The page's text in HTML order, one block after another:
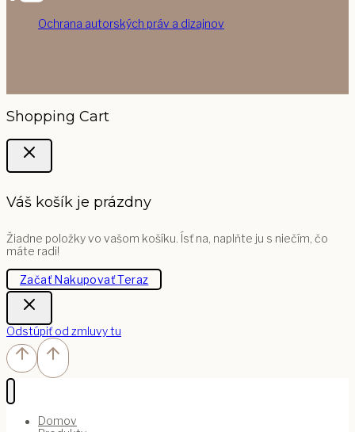
Ochrana autorských práv a dizajnov
Shopping Cart
Váš košík je prázdny
Žiadne položky vo vašom košíku. Ísť na, naplňte ju s niečím, čo
máte radi!
Začať Nakupovať Teraz
Odstúpiť od zmluvy tu
Domov